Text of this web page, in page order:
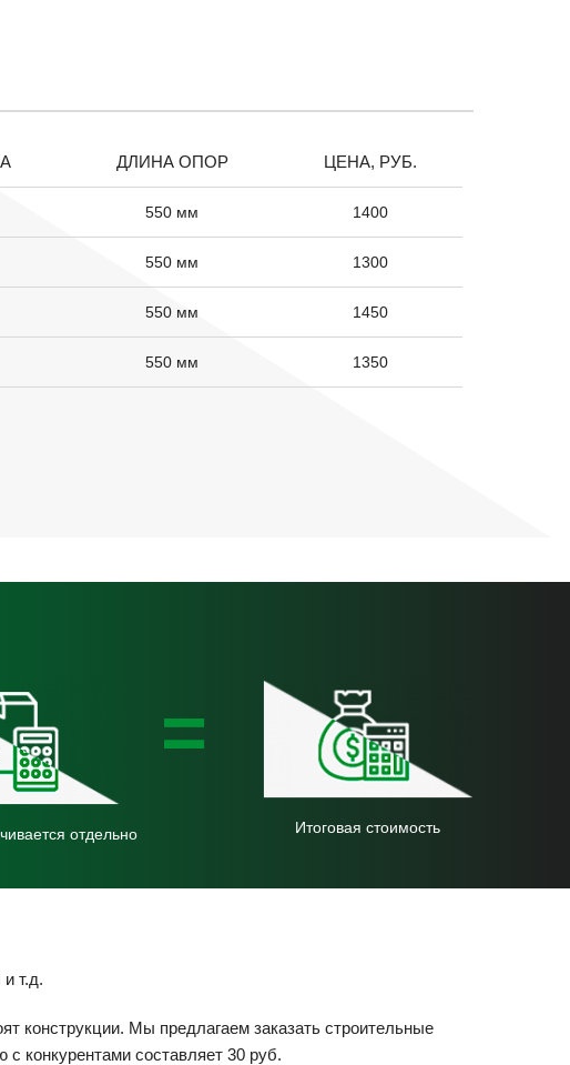
ДЛИНА ОПОР ЦЕНА, РУБ.
550 мм 1400
550 мм 1300
550 мм 1450
550 мм 1350
отдельно
=
Итоговая стоимость
т.д.
конструкции. Мы предлагаем заказать строительные
конкурентами составляет 30 руб.